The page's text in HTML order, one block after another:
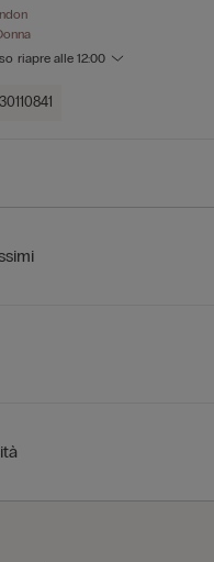
riapre alle 12:00